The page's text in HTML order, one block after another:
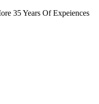
35 Years Of Expeiences